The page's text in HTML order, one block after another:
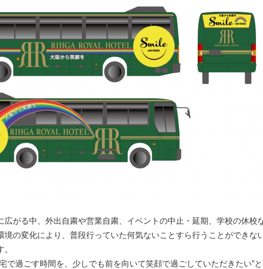
広がる中、外出自粛や営業自粛、イベントの中止・延期、学校の休校
境の変化により、普段行っていた何気ないことすら行うことができな
で過ごす時間を、少しでも前を向いて笑顔で過ごしていただきたい”